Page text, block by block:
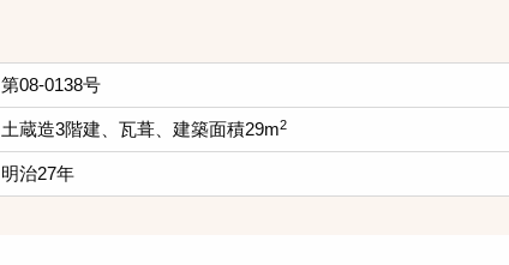
第08-0138号
土蔵造3階建、瓦葺、建築面積29m2
明治27年